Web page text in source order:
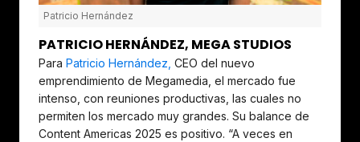
Patricio Hernández
PATRICIO HERNÁNDEZ, MEGA STUDIOS
Para Patricio Hernández, CEO del nuevo
emprendimiento de Megamedia, el mercado fue
intenso, con reuniones productivas, las cuales no
permiten los mercado muy grandes. Su balance de
Content Americas 2025 es positivo. “A veces en